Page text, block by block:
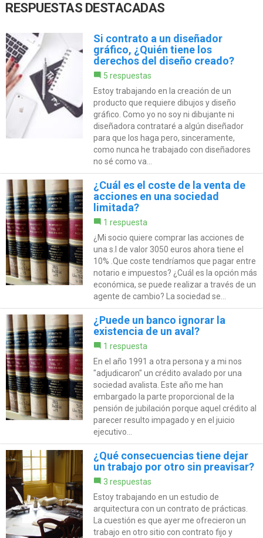
RESPUESTAS DESTACADAS
Si contrato a un diseñador
gráfico, ¿Quién tiene los
derechos del diseño creado?
5 respuestas
Estoy trabajando en la creación de un
producto que requiere dibujos y diseño
gráfico. Como yo no soy ni dibujante ni
diseñadora contrataré a algún diseñador
para que los haga pero, sinceramente,
como nunca he trabajado con diseñadores
no sé como va...
¿Cuál es el coste de la venta de
acciones en una sociedad
limitada?
1 respuesta
¿Mi socio quiere comprar las acciones de
una s.l de valor 3050 euros ahora tiene el
10% .Que coste tendríamos que pagar entre
notario e impuestos? ¿Cuál es la opción más
económica, se puede realizar a través de un
agente de cambio? La sociedad se...
¿Puede un banco ignorar la
existencia de un aval?
1 respuesta
En el año 1991 a otra persona y a mi nos
"adjudicaron" un crédito avalado por una
sociedad avalista. Este año me han
embargado la parte proporcional de la
pensión de jubilación porque aquel crédito al
parecer resulto impagado y en el juicio
ejecutivo...
¿Qué consecuencias tiene dejar
un trabajo por otro sin preavisar?
3 respuestas
Estoy trabajando en un estudio de
arquitectura con un contrato de prácticas.
La cuestión es que ayer me ofrecieron un
trabajo en otro sitio con contrato fijo y